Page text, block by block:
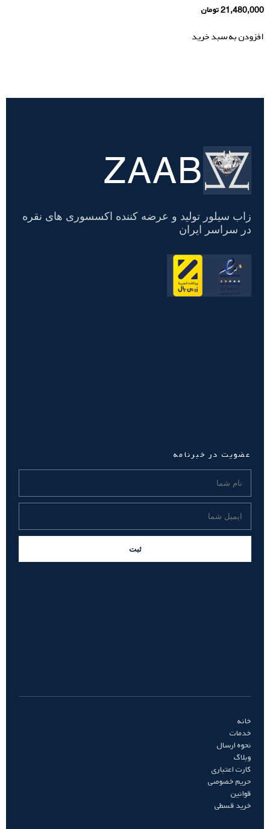
21,480,000تومان
افزودن به سبد خرید
تسویه
حساب
ZAAB
زاب سیلور تولید و عرضه کننده اکسسوری های نقره
در سراسر ایران
عضویت در خبرنامه
ثبت
خانه
خدمات
نحوه ارسال
وبلاگ
کارت اعتباری
حریم خصوصی
قوانین
خرید قسطی